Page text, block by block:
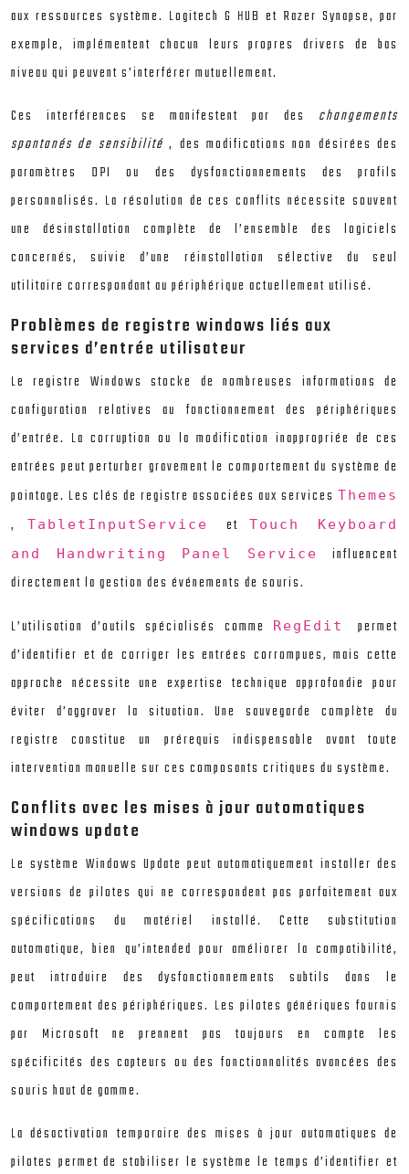
aux ressources système. Logitech G HUB et Razer Synapse, par
exemple, implémentent chacun leurs propres drivers de bas
niveau qui peuvent s’interférer mutuellement.
Ces interférences se manifestent par des changements
spontanés de sensibilité, des modifications non désirées des
paramètres DPI ou des dysfonctionnements des profils
personnalisés. La résolution de ces conflits nécessite souvent
une désinstallation complète de l’ensemble des logiciels
concernés, suivie d’une réinstallation sélective du seul
utilitaire correspondant au périphérique actuellement utilisé.
Problèmes de registre windows liés aux
services d’entrée utilisateur
Le registre Windows stocke de nombreuses informations de
configuration relatives au fonctionnement des périphériques
d’entrée. La corruption ou la modification inappropriée de ces
entrées peut perturber gravement le comportement du système de
pointage. Les clés de registre associées aux services Themes
, TabletInputService etTouch Keyboard
and Handwriting Panel Service influencent
directement la gestion des événements de souris.
L’utilisation d’outils spécialisés comme
RegEditpermet
d’identifier et de corriger les entrées corrompues, mais cette
approche nécessite une expertise technique approfondie pour
éviter d’aggraver la situation. Une sauvegarde complète du
registre constitue un prérequis indispensable avant toute
intervention manuelle sur ces composants critiques du système.
Conflits avec les mises à jour automatiques
windows update
Le système Windows Update peut automatiquement installer des
versions de pilotes qui ne correspondent pas parfaitement aux
spécifications du matériel installé. Cette substitution
automatique, bien qu’intended pour améliorer la compatibilité,
peut introduire des dysfonctionnements subtils dans le
comportement des périphériques. Les pilotes génériques fournis
par Microsoft ne prennent pas toujours en compte les
spécificités des capteurs ou des fonctionnalités avancées des
souris haut de gamme.
La désactivation temporaire des mises à jour automatiques de
pilotes permet de stabiliser le système le temps d’identifier et